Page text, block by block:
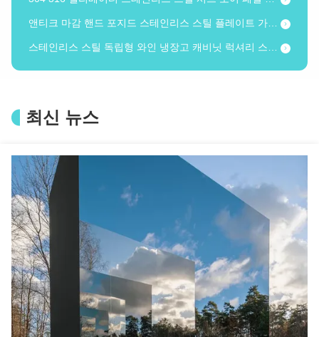
OEM 워터 리플 스테인리스 스틸 시트 (활동실 상업 공간 장식용)
경량 워터 리플 스테인리스 스틸 시트 천장/벽 장식용 간편 설치
맞춤형 크기 구리 스테인리스 스틸 시트 304 316L 그라데이션 스테인리스 스틸 플레이트
천장 장식용 얇고 가벼운 강철 물결 시트 맞춤 길이
호텔 로비 장식/가구 인레이용 맞춤형 컬러 워터 리플 스테인리스 스틸 시트
엘리베이터 인테리어용 맞춤형 스테인리스 스틸 물결 시트 브러시 마감
최신 뉴스